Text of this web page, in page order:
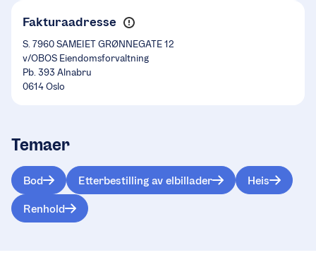
Fakturaadresse
S. 7960 SAMEIET GRØNNEGATE 12
v/OBOS Eiendomsforvaltning
Pb. 393 Alnabru
0614 Oslo
Temaer
Bod Etterbestilling av elbillader Heis
Renhold